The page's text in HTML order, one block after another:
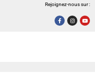
Rejoignez-nous sur :